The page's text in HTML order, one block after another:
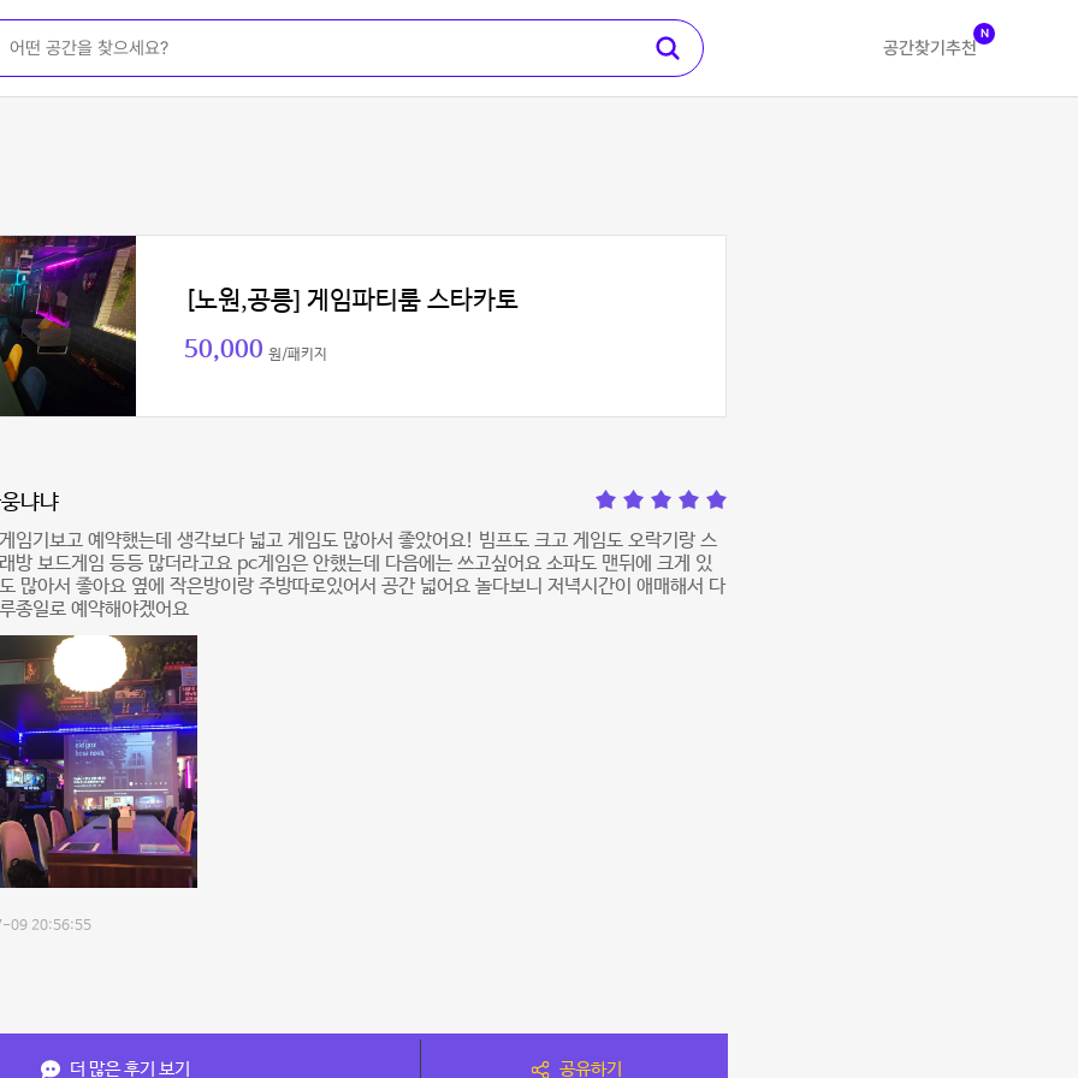
공간찾기 추천
N
[노원,공릉] 게임파티룸 스타카토
50,000 원/패키지
냐냐
임기보고 예약했는데 생각보다 넓고 게임도 많아서 좋았어요! 빔프도 크고 게임도 오락기랑 스
방 보드게임 등등 많더라고요 pc게임은 안했는데 다음에는 쓰고싶어요 소파도 맨뒤에 크게 있
많아서 좋아요 옆에 작은방이랑 주방따로있어서 공간 넓어요 놀다보니 저녁시간이 애매해서 다
종일로 예약해야겠어요
09 20:56:55
더 많은 후기 보기 공유하기